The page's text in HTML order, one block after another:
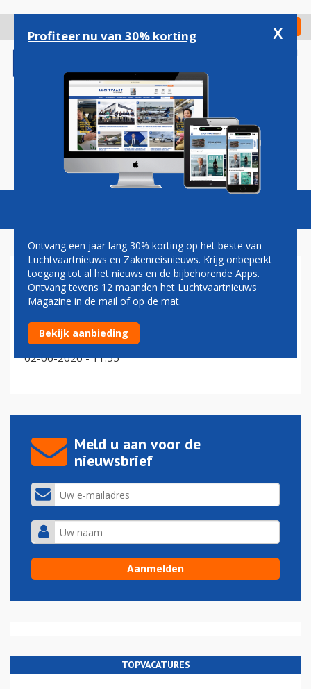
gaan
Check in
Magazine Podcasts Vacatures
WETHOUDER
Schiphol-criticus Hester van Buren weg uit
Amsterdamse gemeenteraad
02-06-2026 - 11:55
Meld u aan voor de
nieuwsbrief
TOPVACATURES
Profiteer nu van 30% korting x
Ontvang een jaar lang 30% korting op het beste van
Luchtvaartnieuws en Zakenreisnieuws. Krijg onbeperkt
toegang tot al het nieuws en de bijbehorende Apps.
Ontvang tevens 12 maanden het Luchtvaartnieuws
Magazine in de mail of op de mat.
Bekijk aanbieding